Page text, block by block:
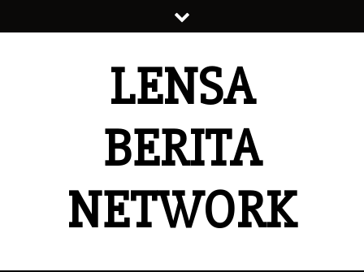
to
LENSA
BERITA
NETWORK